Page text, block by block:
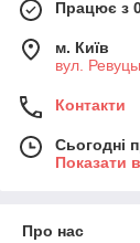
Працює з
м. Київ
вул.
Контакти
Сьогодні
Показати
Про нас